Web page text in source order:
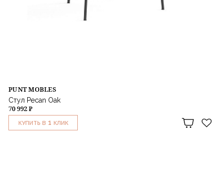
PUNT MOBLES
Стул Pecan Oak
70 992 ₽
КУПИТЬ В 1 КЛИК